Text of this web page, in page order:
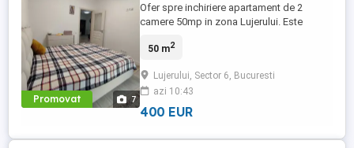
Promovat 7
Ofer spre inchiriere apartament de 2
camere 50mp in zona Lujerului. Este
mijloace de transport in comun si de
50 m2
Lujerului, Sector 6, Bucuresti
azi 10:43
400 EUR